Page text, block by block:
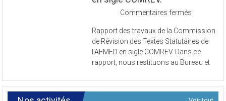
Commentaires fermés
des
travaux
de
la
de
Révision
Rapport des travaux de la Commission
de Révision des Textes Statutaires de
l’AFMED en sigle COMREV. Dans ce
rapport, nous restituons au Bureau et